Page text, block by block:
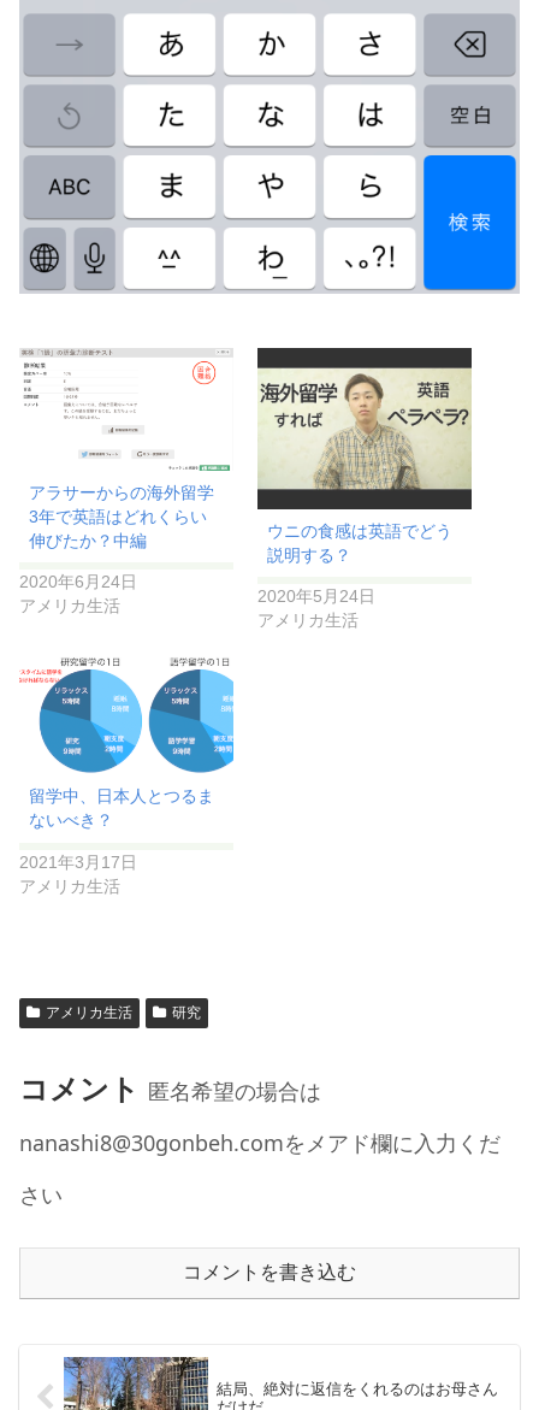
アラサーからの海外留学
3年で英語はどれくらい
伸びたか？中編
2020年6月24日
アメリカ生活
ウニの食感は英語でどう
説明する？
2020年5月24日
アメリカ生活
留学中、日本人とつるま
ないべき？
2021年3月17日
アメリカ生活
アメリカ生活 研究
コメント 匿名希望の場合は
nanashi8@30gonbeh.comをメアド欄に入力くだ
さい
コメントを書き込む
結局、絶対に返信をくれるのはお母さん